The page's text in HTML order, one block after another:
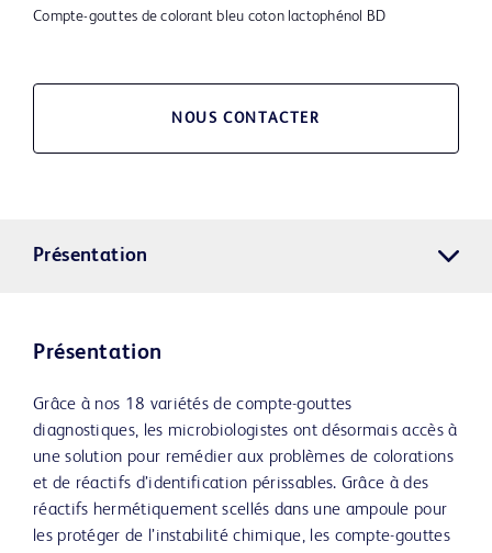
Compte-gouttes de colorant bleu coton lactophénol BD
NOUS CONTACTER
Présentation
Présentation
Grâce à nos 18 variétés de compte-gouttes
diagnostiques, les microbiologistes ont désormais accès à
une solution pour remédier aux problèmes de colorations
et de réactifs d’identification périssables. Grâce à des
réactifs hermétiquement scellés dans une ampoule pour
les protéger de l’instabilité chimique, les compte-gouttes